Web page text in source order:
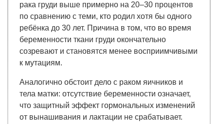
рака груди выше примерно на 20–30 процентов
по сравнению с теми, кто родил хотя бы одного
ребёнка до 30 лет. Причина в том, что во время
беременности ткани груди окончательно
созревают и становятся менее восприимчивыми
к мутациям.
Аналогично обстоит дело с раком яичников и
тела матки: отсутствие беременности означает,
что защитный эффект гормональных изменений
от вынашивания и лактации не срабатывает.